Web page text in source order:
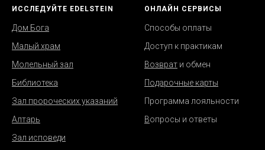
ИССЛЕДУЙТЕ EDELSTEIN
Дом Бога
Малый храм
Молельный зал
Библиотека
Зал пророческих указаний
Алтарь
Зал исповеди
ОНЛАЙН СЕРВИСЫ
Способы оплаты
Доступ к практикам
Возврат и обмен
Подарочные карты
Программа лояльности
Вопросы и ответы